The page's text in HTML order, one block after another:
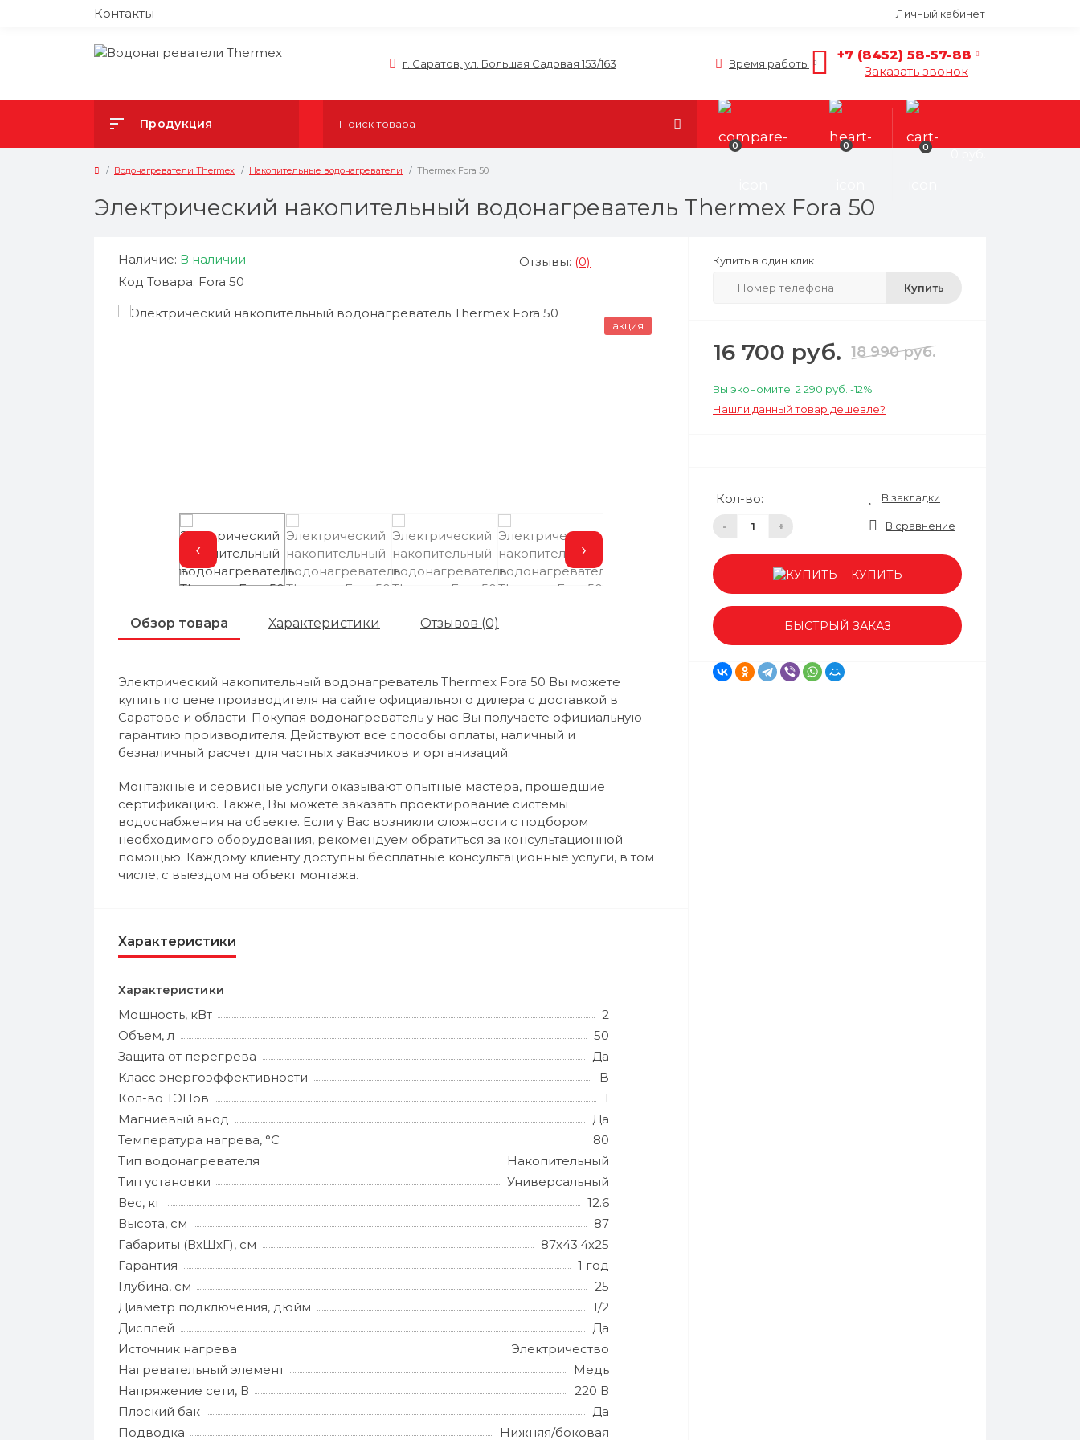
Контакты Личный кабинет
г. Саратов, ул. Большая Садовая 153/163 Время работы
+7 (8452) 58-57-88
Заказать звонок
Продукция
0 0 0
Водонагреватели Thermex Накопительные водонагреватели Thermex Fora 50
Электрический накопительный водонагреватель Thermex Fora 50
Наличие: В наличии
Код Товара: Fora 50
Отзывы: (0)
акция
‹ ›
Обзор товара Характеристики Отзывов (0)
Электрический накопительный водонагреватель Thermex Fora 50 Вы можете
купить по цене производителя на сайте официального дилера с доставкой в
Саратове и области. Покупая водонагреватель у нас Вы получаете официальную
гарантию производителя. Действуют все способы оплаты, наличный и
безналичный расчет для частных заказчиков и организаций.
Монтажные и сервисные услуги оказывают опытные мастера, прошедшие
сертификацию. Также, Вы можете заказать проектирование системы
водоснабжения на объекте. Если у Вас возникли сложности с подбором
необходимого оборудования, рекомендуем обратиться за консультационной
помощью. Каждому клиенту доступны бесплатные консультационные услуги, в том
числе, с выездом на объект монтажа.
Характеристики
Характеристики
Мощность, кВт
2
Объем, л
50
Защита от перегрева
Да
Класс энергоэффективности
B
Кол-во ТЭНов
1
Магниевый анод
Да
Температура нагрева, °С
80
Тип водонагревателя
Накопительный
Тип установки
Универсальный
Вес, кг
12.6
Высота, см
87
Габариты (ВхШхГ), см
87х43.4х25
Гарантия
1 год
Глубина, см
25
Диаметр подключения, дюйм
1/2
Дисплей
Да
Источник нагрева
Электричество
Нагревательный элемент
Медь
Напряжение сети, В
220 В
Плоский бак
Да
Подводка
Нижняя/боковая
Купить в один клик
Купить
16 700 руб. 18 990 руб.
Вы экономите: 2 290 руб. -12%
Нашли данный товар дешевле?
Кол-во:
- +
В закладки
В сравнение
КУПИТЬ
БЫСТРЫЙ ЗАКАЗ